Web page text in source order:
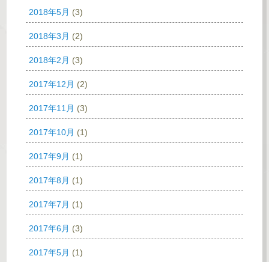
2018年5月 (3)
2018年3月 (2)
2018年2月 (3)
2017年12月 (2)
2017年11月 (3)
2017年10月 (1)
2017年9月 (1)
2017年8月 (1)
2017年7月 (1)
2017年6月 (3)
2017年5月 (1)